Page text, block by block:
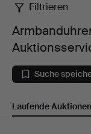
bei
Filtrieren
Suche
Laufende Auktionen